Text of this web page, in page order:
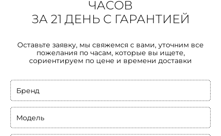
ЧАСОВ
ЗА 21 ДЕНЬ С ГАРАНТИЕЙ
Оставьте заявку, мы свяжемся с вами, уточним все
пожелания по часам, которые вы ищете,
сориентируем по цене и времени доставки
Бренд
Модель